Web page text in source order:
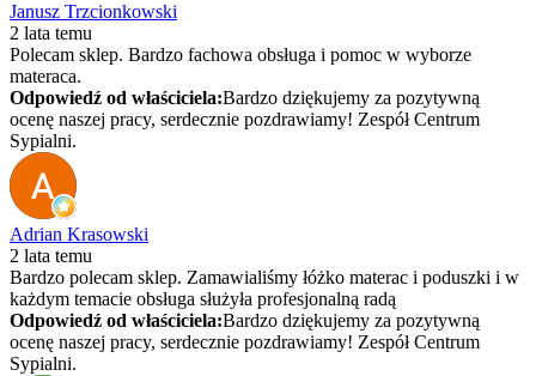
Janusz Trzcionkowski
2 lata temu
Polecam sklep. Bardzo fachowa obsługa i pomoc w wyborze
materaca.
Odpowiedź od właściciela:Bardzo dziękujemy za pozytywną
ocenę naszej pracy, serdecznie pozdrawiamy! Zespół Centrum
Sypialni.
Adrian Krasowski
2 lata temu
Bardzo polecam sklep. Zamawialiśmy łóżko materac i poduszki i w
każdym temacie obsługa służyła profesjonalną radą
Odpowiedź od właściciela:Bardzo dziękujemy za pozytywną
ocenę naszej pracy, serdecznie pozdrawiamy! Zespół Centrum
Sypialni.